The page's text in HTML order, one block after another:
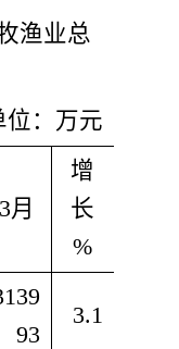
渔业总
位：万元
月
增
长
%
93
3.1